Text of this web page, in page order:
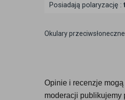
Posiadają polaryzację :
Okulary
Opinie i recenzje
moderacji publikujemy